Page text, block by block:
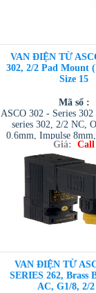
VAN ĐIỆN TỪ
302, 2/2 Pad Mount
Size 15
Mã số :
ASCO 302 - Series
series 302, 2/2 NC,
0.6mm, Impulse
NTD ASCO VIET
| ASCO VIETNAM /
VIETNAM /
/ TESCOM
Giá: Call
VAN ĐIỆN TỪ
SERIES 262, Brass
AC, G1/8, 2/